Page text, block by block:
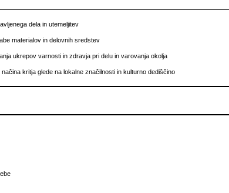
dela in utemeljitev
materialov in delovnih sredstev
ukrepov varnosti in zdravja pri delu in varovanja okolja
načina kritja glede na lokalne značilnosti in kulturno dediščino